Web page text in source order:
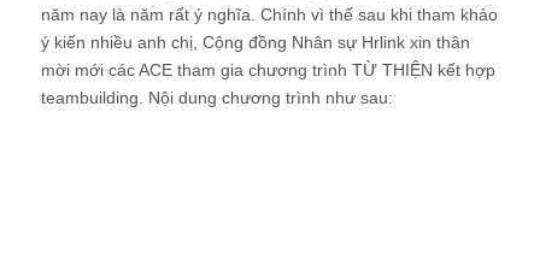
năm nay là năm rất ý nghĩa. Chính vì thế sau khi tham khảo
ý kiến nhiều anh chị, Cộng đồng Nhân sự Hrlink xin thân
mời mới các ACE tham gia chương trình TỪ THIỆN kết hợp
teambuilding. Nội dung chương trình như sau: